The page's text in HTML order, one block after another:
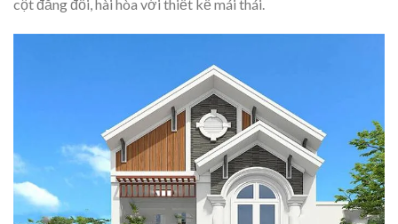
cột đăng đối, hài hòa với thiết kế mái thái.